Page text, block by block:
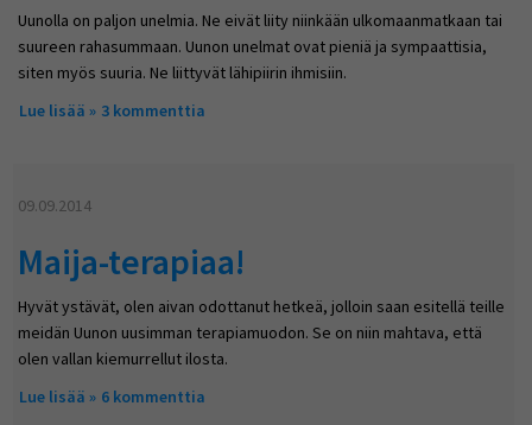
Uunolla on paljon unelmia. Ne eivät liity niinkään ulkomaanmatkaan tai
suureen rahasummaan. Uunon unelmat ovat pieniä ja sympaattisia,
siten myös suuria. Ne liittyvät lähipiirin ihmisiin.
Lue lisää about Tarmokas organisaattori - syvällinen ajattelija
3 kommenttia
09.09.2014
Maija-terapiaa!
Hyvät ystävät, olen aivan odottanut hetkeä, jolloin saan esitellä teille
meidän Uunon uusimman terapiamuodon. Se on niin mahtava, että
olen vallan kiemurrellut ilosta.
Lue lisää about Maija-terapiaa!
6 kommenttia